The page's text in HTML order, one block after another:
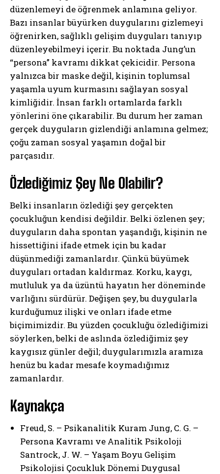
düzenlemeyi de öğrenmek anlamına geliyor.
Bazı insanlar büyürken duygularını gizlemeyi
öğrenirken, sağlıklı gelişim duyguları tanıyıp
düzenleyebilmeyi içerir. Bu noktada Jung’un
“persona” kavramı dikkat çekicidir. Persona
yalnızca bir maske değil, kişinin toplumsal
yaşamla uyum kurmasını sağlayan sosyal
kimliğidir. İnsan farklı ortamlarda farklı
yönlerini öne çıkarabilir. Bu durum her zaman
gerçek duyguların gizlendiği anlamına gelmez;
çoğu zaman sosyal yaşamın doğal bir
parçasıdır.
Özlediğimiz Şey Ne Olabilir?
Belki insanların özlediği şey gerçekten
çocukluğun kendisi değildir. Belki özlenen şey;
duyguların daha spontan yaşandığı, kişinin ne
hissettiğini ifade etmek için bu kadar
düşünmediği zamanlardır. Çünkü büyümek
duyguları ortadan kaldırmaz. Korku, kaygı,
mutluluk ya da üzüntü hayatın her döneminde
varlığını sürdürür. Değişen şey, bu duygularla
kurduğumuz ilişki ve onları ifade etme
biçimimizdir. Bu yüzden çocukluğu özlediğimizi
söylerken, belki de aslında özlediğimiz şey
kaygısız günler değil; duygularımızla aramıza
henüz bu kadar mesafe koymadığımız
zamanlardır.
Kaynakça
Freud, S. – Psikanalitik Kuram Jung, C. G. –
Persona Kavramı ve Analitik Psikoloji
Santrock, J. W. – Yaşam Boyu Gelişim
Psikolojisi Çocukluk Dönemi Duygusal